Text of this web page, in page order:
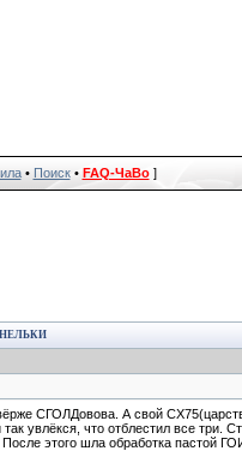
• Поиск• FAQ-ЧаВо]
СГОЛДовова. А свой
увлёкся, что отблестил все
этого шла обработка пастой